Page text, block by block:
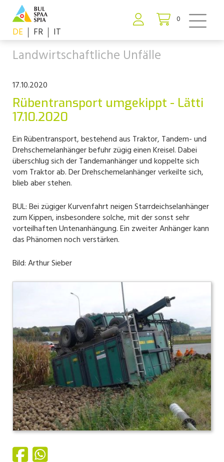
0
DE FR IT
Landwirtschaftliche Unfälle
17.10.2020
Rübentransport umgekippt - Lätti
17.10.2020
Ein Rübentransport, bestehend aus Traktor, Tandem- und
Drehschemelanhänger befuhr zügig einen Kreisel. Dabei
überschlug sich der Tandemanhänger und koppelte sich
vom Traktor ab. Der Drehschemelanhänger verkeilte sich,
blieb aber stehen.
BUL: Bei zügiger Kurvenfahrt neigen Starrdeichselanhänger
zum Kippen, insbesondere solche, mit der sonst sehr
vorteilhaften Untenanhängung. Ein zweiter Anhänger kann
das Phänomen noch verstärken.
Bild: Arthur Sieber